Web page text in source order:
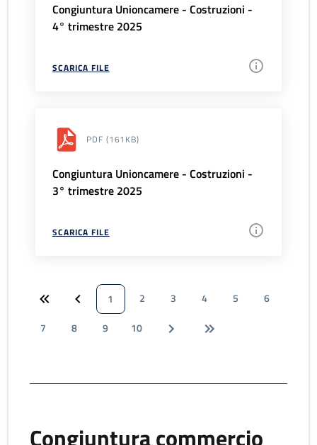
Congiuntura Unioncamere - Costruzioni -
4° trimestre 2025
SCARICA FILE
PDF (161KB)
Congiuntura Unioncamere - Costruzioni -
3° trimestre 2025
SCARICA FILE
1 2 3 4 5
6
7
8 9 10
Congiuntura commercio